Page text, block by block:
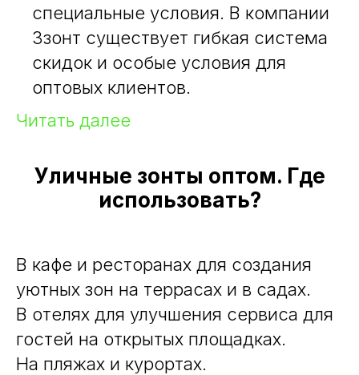
специальные условия. В компании
Ззонт существует гибкая система
скидок и особые условия для
оптовых клиентов.
Читать далее
Уличные зонты оптом. Где
использовать?
В кафе и ресторанах для создания
уютных зон на террасах и в садах.
В отелях для улучшения сервиса для
гостей на открытых площадках.
На пляжах и курортах.